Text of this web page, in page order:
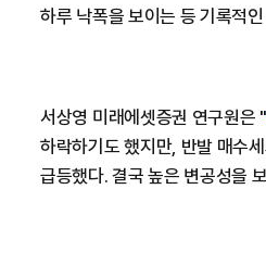
하루 낙폭을 보이는 등 기록적
서상영 미래에셋증권 연구원은 "
하락하기도 했지만, 반발 매수
급등했다. 결국 높은 변공성을